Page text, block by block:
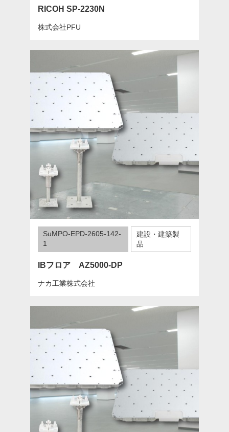
RICOH SP-2230N
株式会社PFU
SuMPO-EPD-2605-142-
1
建設・建築製
品
IBフロア AZ5000-DP
ナカ工業株式会社